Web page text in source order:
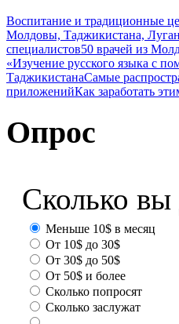
Воспитание и традиционные
Молдовы, Таджикистана,
специалистов50 врачей из
«Изучение русского языка с
ТаджикистанаСамые
приложенийКак заработать
Опрос
Сколько вы
Меньше 10$ в месяц
От 10$ до 30$
От 30$ до 50$
От 50$ и более
Сколько попросят
Сколько заслужат